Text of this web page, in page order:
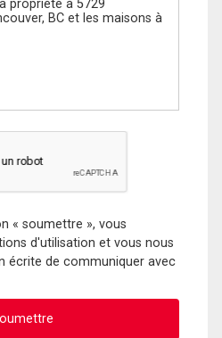
« soumettre », vous
d'utilisation et vous nous
écrite de communiquer avec